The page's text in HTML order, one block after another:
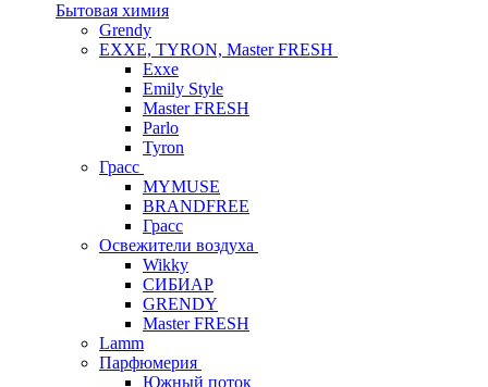
Бытовая химия
Grendy
EXXE, TYRON, Master FRESH
Exxe
Emily Style
Master FRESH
Parlo
Tyron
Грасс
MYMUSE
BRANDFREE
Грасс
Освежители воздуха
Wikky
СИБИАР
GRENDY
Master FRESH
Lamm
Парфюмерия
Южный поток